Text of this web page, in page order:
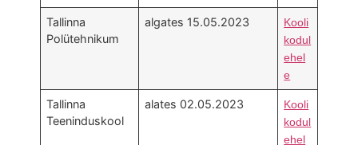
Tallinna
Polütehnikum
algates 15.05.2023
Kooli
kodul
ehel
e
Tallinna
Teeninduskool
alates 02.05.2023
Kooli
kodul
ehel